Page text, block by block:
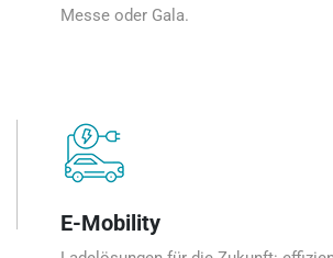
Messe oder Gala.
E-Mobility